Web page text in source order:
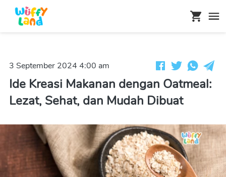
3 September 2024 4:00 am
Ide Kreasi Makanan dengan Oatmeal:
Lezat, Sehat, dan Mudah Dibuat